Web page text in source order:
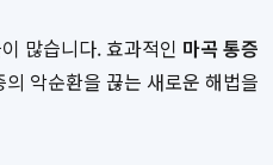
많습니다. 효과적인 마곡 통증
악순환을 끊는 새로운 해법을